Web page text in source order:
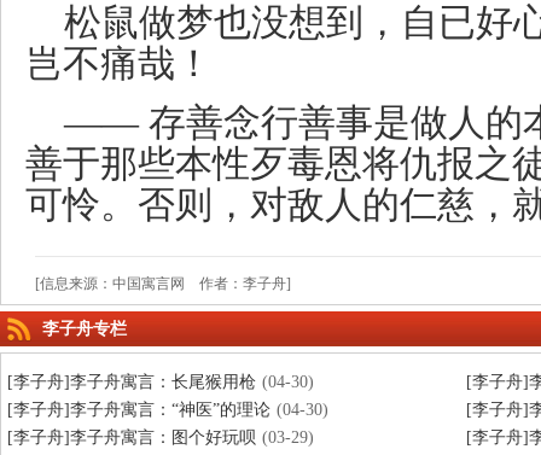
松鼠做梦也没想到，自已好
岂不痛哉！
—— 存善念行善事是做人的
善于那些本性歹毒恩将仇报之
可怜。否则，对敌人的仁慈，
[信息来源：中国寓言网 作者：李子舟]
李子舟专栏
[李子舟]李子舟寓言：长尾猴用枪 (04-30)
[李子舟]
[李子舟]李子舟寓言：“神医”的理论 (04-30)
[李子舟]
[李子舟]李子舟寓言：图个好玩呗 (03-29)
[李子舟]